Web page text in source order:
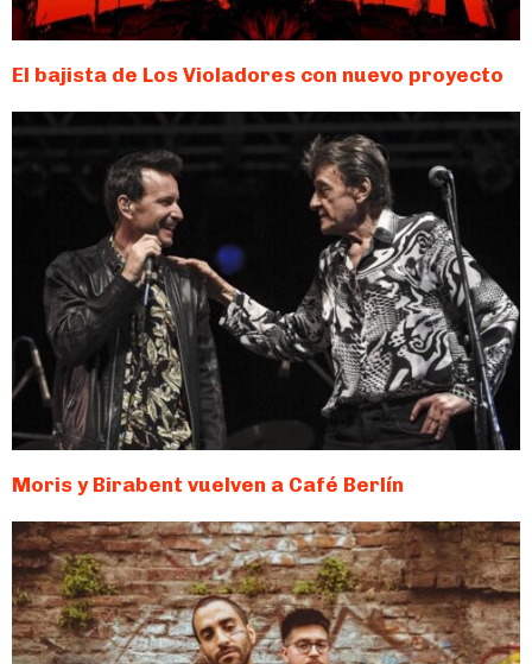
El bajista de Los Violadores con nuevo proyecto
Moris y Birabent vuelven a Café Berlín